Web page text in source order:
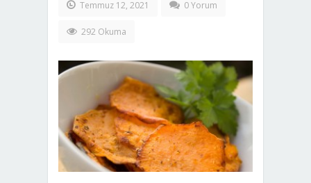
Temmuz 12, 2021 0 Yorum
292 Okuma